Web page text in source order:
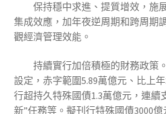
保持穩中求進、提質增效，施
集成效應，加年夜逆周期和跨周期
觀經濟管理效能。
持續實行加倍積極的財務政策
設定，赤字範圍5.89萬億元、比上
行超持久特殊國債1.3萬億元，連續
新”任務等。擬刊行特殊國債3000